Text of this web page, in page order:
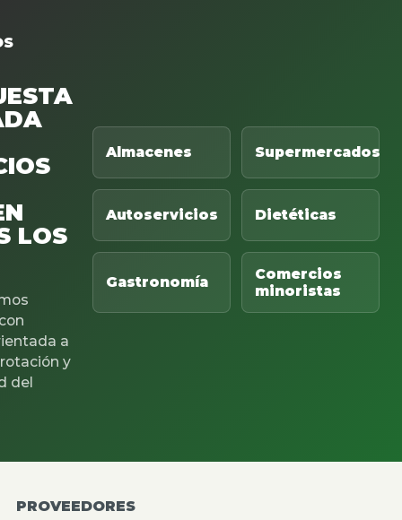
LOS
a
y
del
Almacenes Supermercados
Autoservicios Dietéticas
Gastronomía
Comercios
minoristas
PROVEEDORES